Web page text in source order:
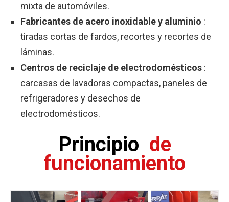
mixta de automóviles.
Fabricantes de acero inoxidable y aluminio :
tiradas cortas de fardos, recortes y recortes de
láminas.
Centros de reciclaje de electrodomésticos :
carcasas de lavadoras compactas, paneles de
refrigeradores y desechos de
electrodomésticos.
Principio de
funcionamiento